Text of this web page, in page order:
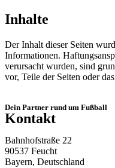
Inhalte
Der Inhalt dieser Seiten
Informationen.
verursacht wurden, sind
vor, Teile der Seiten oder
Dein Partner rund um Fußball
Kontakt
Bahnhofstraße 22
90537 Feucht
Bayern, Deutschland